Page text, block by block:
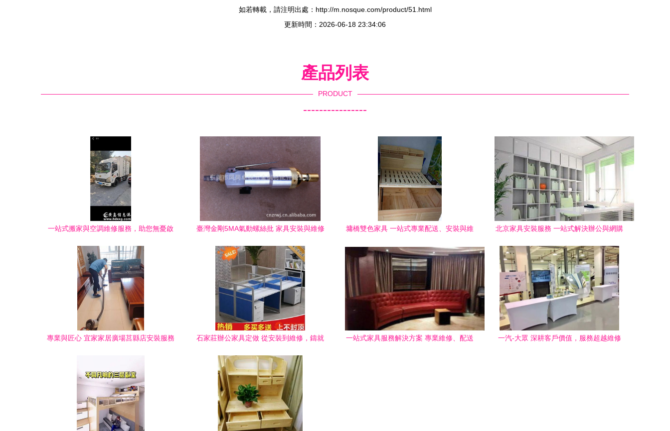
如若轉載，請注明出處：http://m.nosque.com/product/51.html
更新時間：2026-06-18 23:34:06
產品列表
PRODUCT
----------------
一站式搬家與空調維修服務，助您無憂啟
臺灣金剛5MA氣動螺絲批 家具安裝與維修
墉橋雙色家具 一站式專業配送、安裝與維
北京家具安裝服務 一站式解決辦公與網購
專業與匠心 宜家家居廣場莒縣店安裝服務
石家莊辦公家具定做 從安裝到維修，鑄就
一站式家具服務解決方案 專業維修、配送
一汽-大眾 深耕客戶價值，服務超越維修